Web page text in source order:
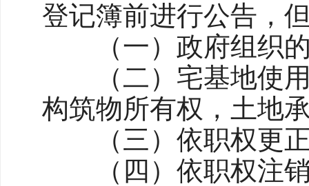
登记簿前进行公告，
（一）政府组织的
（二）宅基地使用
构筑物所有权，土地
（三）依职权更正
（四）依职权注销